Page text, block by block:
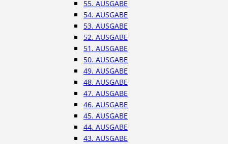
55. AUSGABE
54. AUSGABE
53. AUSGABE
52. AUSGABE
51. AUSGABE
50. AUSGABE
49. AUSGABE
48. AUSGABE
47. AUSGABE
46. AUSGABE
45. AUSGABE
44. AUSGABE
43. AUSGABE